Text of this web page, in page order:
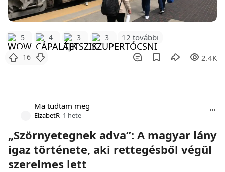
5 4 3 3 12 további
16 2.4K
Ma tudtam meg
ElzabetR 1 hete
„Szörnyetegnek adva”: A magyar lány
igaz története, aki rettegésből végül
szerelmes lett